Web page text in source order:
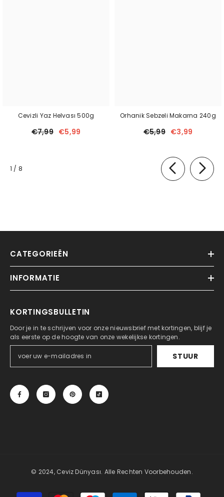
Cevizli Yaz Helvası 500g
€7,99 €5,99
Orhanik Sebzeli Makarna 240g
€5,99 €3,99
1 / van
8
CATEGORIEËN
INFORMATIE
KORTINGSBULLETIN
Door je in te schrijven voor onze nieuwsbrief met kortingen, blijf je
als eerste op de hoogte van onze wekelijkse kortingen.
STUUR
© 2024, Ceviz Dünyası. Alle Rechten Voorbehouden.
Betaalmethoden